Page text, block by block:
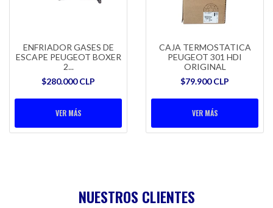
ENFRIADOR GASES DE
ESCAPE PEUGEOT BOXER
2...
$280.000 CLP
VER MÁS
CAJA TERMOSTATICA
PEUGEOT 301 HDI
ORIGINAL
$79.900 CLP
VER MÁS
NUESTROS CLIENTES